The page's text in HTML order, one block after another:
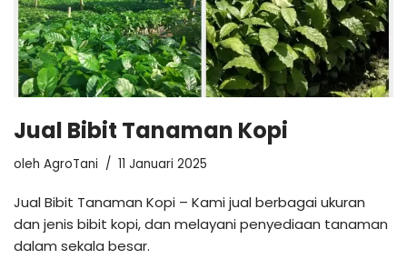
Jual Bibit Tanaman Kopi
oleh AgroTani 11 Januari 2025
Jual Bibit Tanaman Kopi – Kami jual berbagai ukuran
dan jenis bibit kopi, dan melayani penyediaan tanaman
dalam sekala besar.